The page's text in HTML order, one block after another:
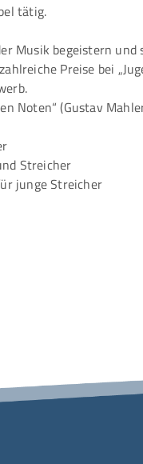
tätig.
Musik begeistern
Preise bei
Noten“ (Gustav
Streicher
junge Streicher